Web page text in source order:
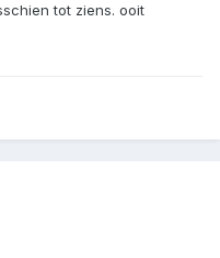
tot ziens. ooit